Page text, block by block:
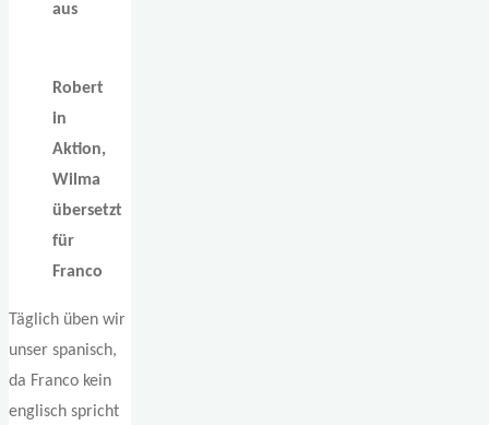
aus
Robert
in
Aktion,
Wilma
übersetzt
für
Franco
Täglich üben wir
unser spanisch,
da Franco kein
englisch spricht